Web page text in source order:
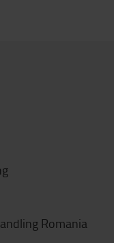
Romania